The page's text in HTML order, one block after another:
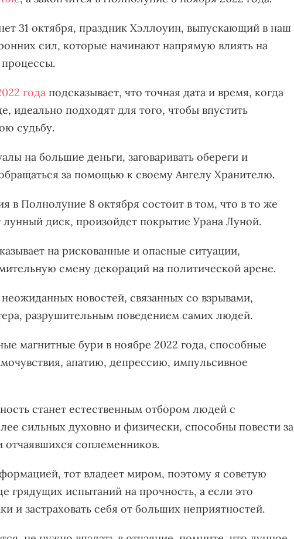
31 октября, праздник Хэллоуин, выпускающий в наш
сил, которые начинают напрямую влиять на
года подсказывает, что точная дата и время, когда
идеально подходят для того, чтобы впустить
судьбу.
на большие деньги, заговаривать обереги и
за помощью к своему Ангелу Хранителю.
в Полнолуние 8 октября состоит в том, что в то же
диск, произойдет покрытие Урана Луной.
на рискованные и опасные ситуации,
смену декораций на политической арене.
новостей, связанных со взрывами,
разрушительным поведением самих людей.
магнитные бури в ноябре 2022 года, способные
апатию, депрессию, импульсивное
станет естественным отбором людей с
сильных духовно и физически, способны повести за
соплеменников.
тот владеет миром, поэтому я советую
грядущих испытаний на прочность, а если это
и застраховать себя от больших неприятностей.